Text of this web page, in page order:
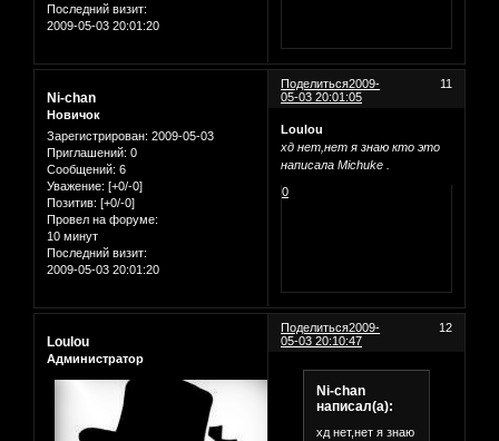
Последний визит:
2009-05-03 20:01:20
Поделиться 11
2009-
05-03 20:01:05
Ni-chan
Новичок
Зарегистрирован: 2009-05-03
Приглашений: 0
Сообщений: 6
Уважение: [+0/-0]
Позитив: [+0/-0]
Провел на форуме:
10 минут
Последний визит:
2009-05-03 20:01:20
Loulou
хд нет,нет я знаю кто это
написала Michuke .
0
Поделиться 12
2009-
05-03 20:10:47
Loulou
Администратор
Ni-chan
написал(а):
хд нет,нет я знаю